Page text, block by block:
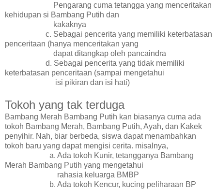
Pengarang cuma tetangga yang menceritakan
kehidupan si Bambang Putih dan
kakaknya
c. Sebagai pencerita yang memiliki keterbatasan
penceritaan (hanya menceritakan yang
dapat ditangkap oleh pancaindra
d. Sebagai pencerita yang tidak memiliki
keterbatasan penceritaan (sampai mengetahui
isi pikiran dan isi hati)
Tokoh yang tak terduga
Bambang Merah Bambang Putih kan biasanya cuma ada
tokoh Bambang Merah, Bambang Putih, Ayah, dan Kakek
penyihir. Nah, biar berbeda, siswa dapat menambahkan
tokoh baru yang dapat mengisi cerita. misalnya,
a. Ada tokoh Kunir, tetangganya Bambang
Merah Bambang Putih yang mengetahui
rahasia keluarga BMBP
b. Ada tokoh Kencur, kucing peliharaan BP